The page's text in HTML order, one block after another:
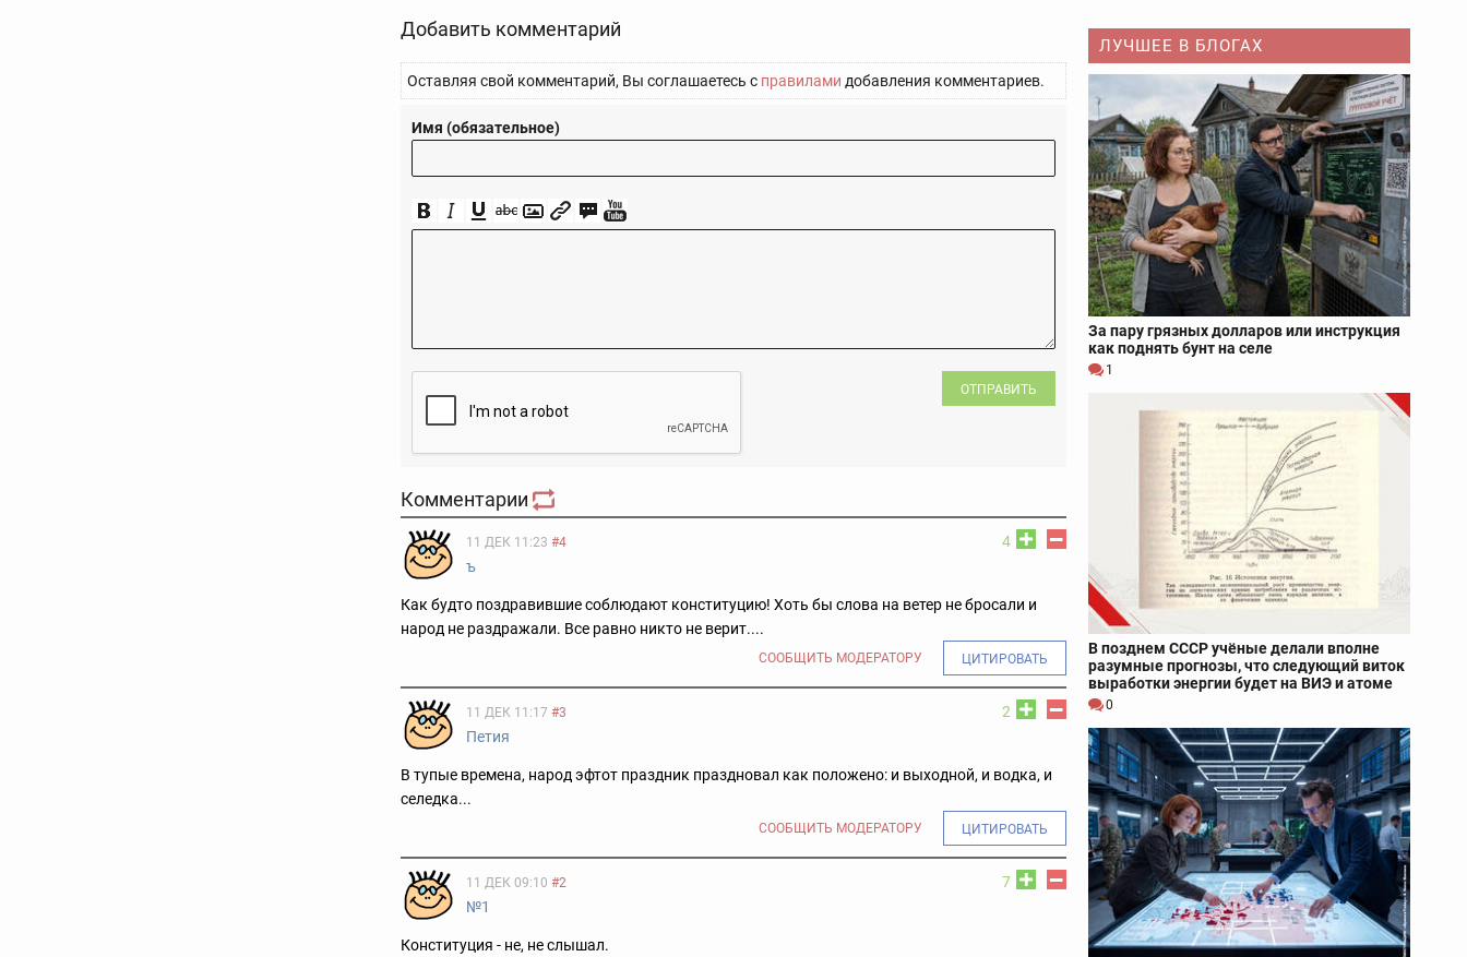
Добавить комментарий
Оставляя свой комментарий, Вы соглашаетесь с правилами добавления комментариев.
Имя (обязательное)
ОТПРАВИТЬ
Комментарии
4
11 ДЕК 11:23 #4
ъ
Как будто поздравившие соблюдают конституцию! Хоть бы слова на ветер не бросали и
народ не раздражали. Все равно никто не верит....
СООБЩИТЬ МОДЕРАТОРУ ЦИТИРОВАТЬ
2
11 ДЕК 11:17 #3
Петия
В тупые времена, народ эфтот праздник праздновал как положено: и выходной, и водка, и
селедка...
СООБЩИТЬ МОДЕРАТОРУ ЦИТИРОВАТЬ
7
11 ДЕК 09:10 #2
№1
Конституция - не, не слышал.
ЛУЧШЕЕ В БЛОГАХ
За пару грязных долларов или инструкция
как поднять бунт на селе
1
В позднем СССР учёные делали вполне
разумные прогнозы, что следующий виток
выработки энергии будет на ВИЭ и атоме
0